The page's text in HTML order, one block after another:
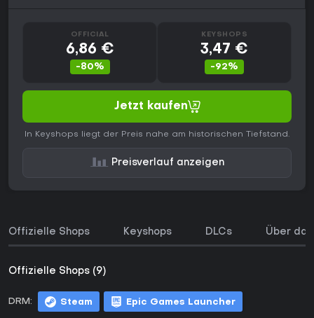
OFFICIAL
6,86 €
-80%
KEYSHOPS
3,47 €
-92%
Jetzt kaufen
In Keyshops liegt der Preis nahe am historischen Tiefstand.
Preisverlauf anzeigen
Offizielle Shops Keyshops DLCs Über
Offizielle Shops (9)
DRM: Steam Epic Games Launcher